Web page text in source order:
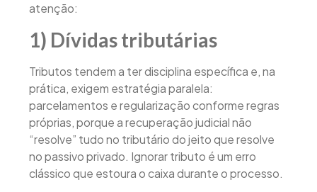
atenção:
1) Dívidas tributárias
Tributos tendem a ter disciplina específica e, na
prática, exigem estratégia paralela:
parcelamentos e regularização conforme regras
próprias, porque a recuperação judicial não
“resolve” tudo no tributário do jeito que resolve
no passivo privado. Ignorar tributo é um erro
clássico que estoura o caixa durante o processo.